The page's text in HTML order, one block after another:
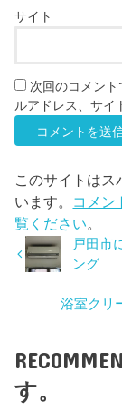
サイト
次回のコメン
ルアドレス、サイ
このサイトはス
います。 コメン
覧ください。
戸田市
ング
浴室クリ
す。